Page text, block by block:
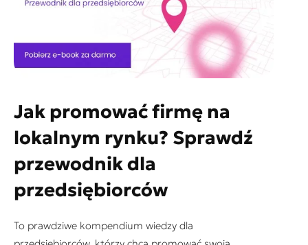
Jak promować firmę na
lokalnym rynku? Sprawdź
przewodnik dla
przedsiębiorców
To prawdziwe kompendium wiedzy dla